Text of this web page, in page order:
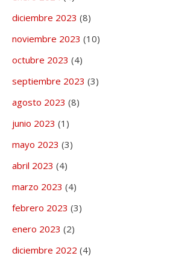
diciembre 2023 (8)
noviembre 2023 (10)
octubre 2023 (4)
septiembre 2023 (3)
agosto 2023 (8)
junio 2023 (1)
mayo 2023 (3)
abril 2023 (4)
marzo 2023 (4)
febrero 2023 (3)
enero 2023 (2)
diciembre 2022 (4)